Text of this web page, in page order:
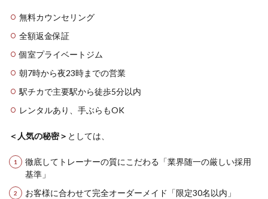
無料カウンセリング
全額返金保証
個室プライベートジム
朝7時から夜23時までの営業
駅チカで主要駅から徒歩5分以内
レンタルあり、手ぶらもOK
＜人気の秘密＞ としては、
徹底してトレーナーの質にこだわる「業界随一の厳しい採用
基準」
お客様に合わせて完全オーダーメイド「限定30名以内」